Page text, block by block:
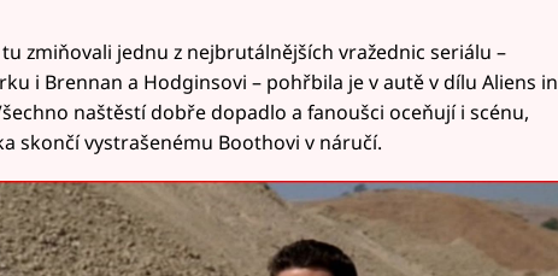
zmiňovali jednu z nejbrutálnějších vražednic seriálu –
i Brennan a Hodginsovi – pohřbila je v autě v dílu Aliens in
naštěstí dobře dopadlo a fanoušci oceňují i scénu,
skončí vystrašenému Boothovi v náručí.